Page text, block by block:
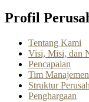
Profil
Tentang Kami
Visi, Misi, dan
Pencapaian
Tim Manajemen
Struktur
Penghargaan